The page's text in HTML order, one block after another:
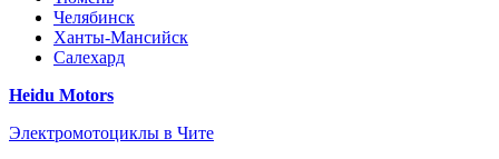
Челябинск
Ханты-Мансийск
Салехард
Heidu Motors
Электромотоциклы в Чите